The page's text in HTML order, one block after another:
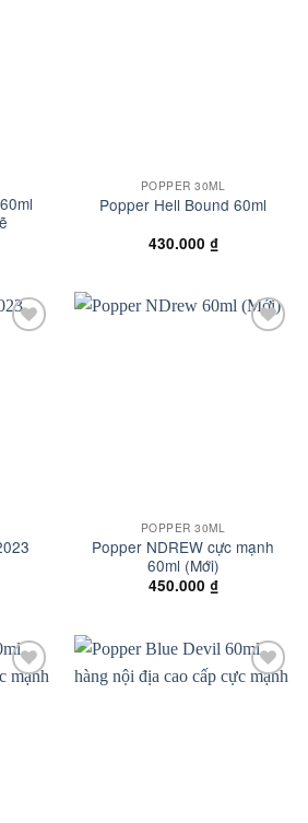
POPPER 30ML
Popper Hell Bound 60ml
430.000 ₫
POPPER 30ML
Popper NDREW cực mạnh
60ml (Mới)
450.000 ₫
Add to
Add to